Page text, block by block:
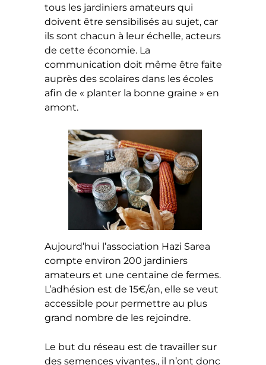
tous les jardiniers amateurs qui
doivent être sensibilisés au sujet, car
ils sont chacun à leur échelle, acteurs
de cette économie. La
communication doit même être faite
auprès des scolaires dans les écoles
afin de « planter la bonne graine » en
amont.
Aujourd’hui l’association Hazi Sarea
compte environ 200 jardiniers
amateurs et une centaine de fermes.
L’adhésion est de 15€/an, elle se veut
accessible pour permettre au plus
grand nombre de les rejoindre.
Le but du réseau est de travailler sur
des semences vivantes., il n’ont donc